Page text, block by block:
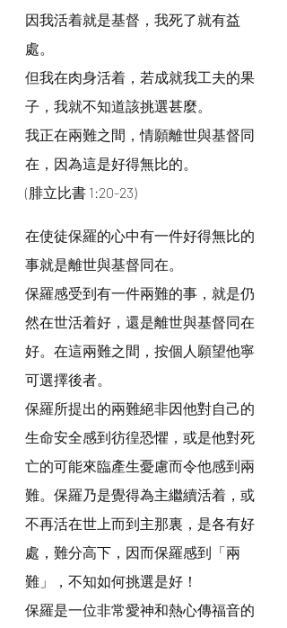
因我活着就是基督，我死了就有益
處。
但我在肉身活着，若成就我工夫的果
子，我就不知道該挑選甚麼。
我正在兩難之間，情願離世與基督同
在，因為這是好得無比的。
(腓立比書 1:20-23)
在使徒保羅的心中有一件好得無比的
事就是離世與基督同在。
保羅感受到有一件兩難的事，就是仍
然在世活着好，還是離世與基督同在
好。在這兩難之間，按個人願望他寧
可選擇後者。
保羅所提出的兩難絕非因他對自己的
生命安全感到彷徨恐懼，或是他對死
亡的可能來臨產生憂慮而令他感到兩
難。保羅乃是覺得為主繼續活着，或
不再活在世上而到主那裏，是各有好
處，難分高下，因而保羅感到「兩
難」，不知如何挑選是好！
保羅是一位非常愛神和熱心傳福音的